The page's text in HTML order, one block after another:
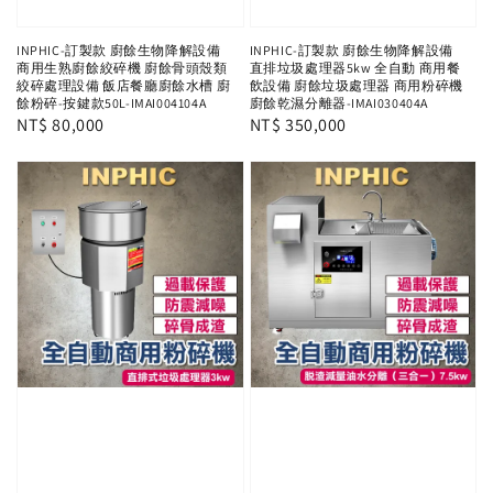
INPHIC-訂製款 廚餘生物降解設備
商用生熟廚餘絞碎機 廚餘骨頭殼類
絞碎處理設備 飯店餐廳廚餘水槽 廚
餘粉碎-按鍵款50L-IMAI004104A
Regular
NT$ 80,000
INPHIC-訂製款 廚餘生物降解設備
直排垃圾處理器5kw 全自動 商用餐
飲設備 廚餘垃圾處理器 商用粉碎機
廚餘乾濕分離器-IMAI030404A
Regular
NT$ 350,000